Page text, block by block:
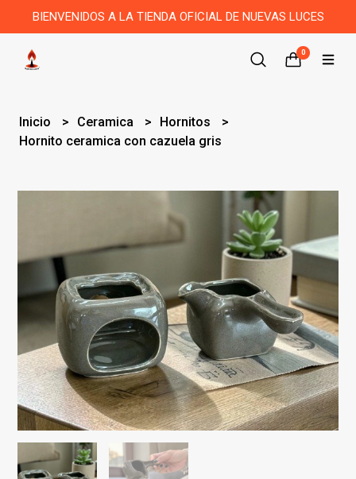
BIENVENIDOS A LA TIENDA OFICIAL DE NUEVAS LUCES
0
Inicio Ceramica
Hornitos
Hornito ceramica con cazuela gris